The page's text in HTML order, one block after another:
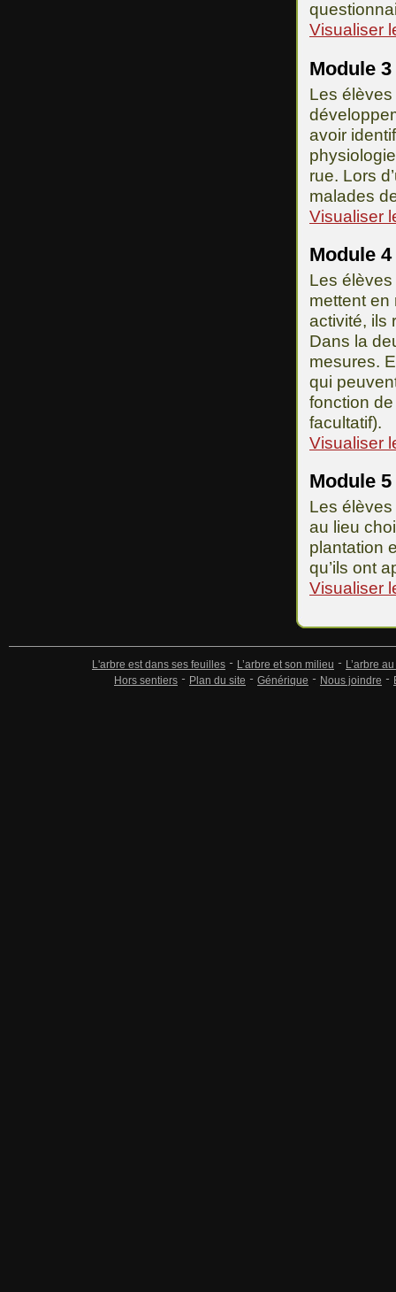
Visualiser
Module 3
Les élèves
avoir
rue. Lors
malades
Visualiser
Module 4
Les
mettent en
activité, ils
Dans la
mesures.
qui
fonction
facultatif).
Visualiser
Module 5
Les élèves
au lieu
plantation
qu’ils ont
Visualiser
L'arbre est dans ses feuilles L’arbre et son milieu
L’arbre
Hors sentiers
Plan du site Générique Nous joindre